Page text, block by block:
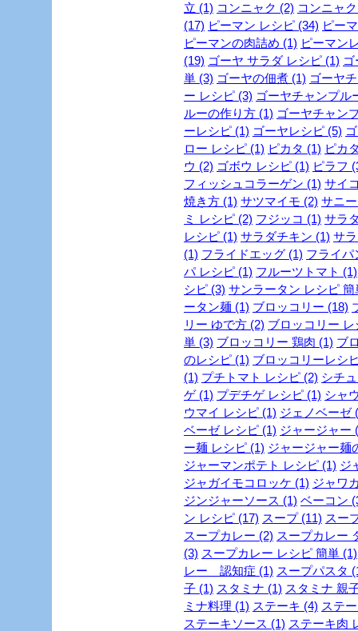
立 (1) コンニャク (2) コンニャ
(17) ピーマン レシピ (34) ピー
ピーマンの肉詰め (1) ピーマン
(19) ゴーヤ サラダ レシピ (1)
単 (3) ゴーヤの佃煮 (1) ゴーヤ
ー レシピ (3) ゴーヤチャンプル
ルーの作り方 (1) ゴーヤチャン
ーレシピ (1) ゴーヤレシピ (5)
ロー レシピ (1) ピカタ (1) ピカ
ウ (2) ゴボウ レシピ (1) ピラフ
フィッシュコラーゲン (1) サイ
焼き方 (1) サツマイモ (2) サニ
ミ レシピ (2) フジッコ (1) サラ
レシピ (1) サラダチキン (1) サ
(1) フライドエッグ (1) フライパ
パ レシピ (1) フルーツトマト (1)
シピ (3) サンラータン レシピ 簡
ータン麺 (1) ブロッコリー (18)
リー ゆで方 (2) ブロッコリー レ
単 (3) ブロッコリー 鶏肉 (1) ブ
のレシピ (1) ブロッコリーレシ
(1) プチトマト レシピ (2) シチ
ゲ (1) プデチゲ レシピ (1) シャ
ウマイ レシピ (1) ジェノベーゼ
ベーゼ レシピ (1) ジャージャー
ー麺 レシピ (1) ジャージャー麺
ジャーマンポテト レシピ (1) ジ
ジャガイモコロッケ (1) ジャワ
ジンジャーソース (1) ベーコン
ン レシピ (17) スープ (11) スー
スープカレー (2) スープカレー
(3) スープカレー レシピ 簡単 (1)
レー 認知症 (1) スープパスタ
子 (1) スタミナ (1) スタミナ 親
ミナ料理 (1) ステーキ (4) ステ
ステーキソース (1) ステーキ肉